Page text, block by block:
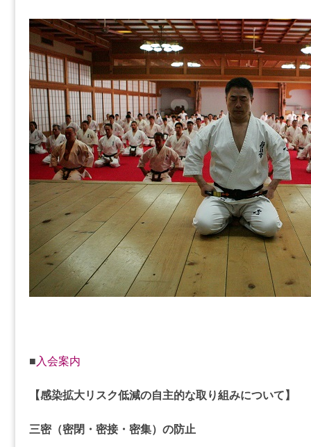
■入会案内
【感染拡大リスク低減の自主的な取り組みについて】
三密（密閉・密接・密集）の防止